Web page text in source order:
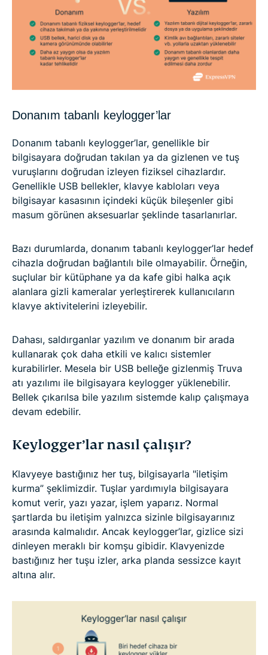
Donanım tabanlı keylogger’lar
Donanım tabanlı keylogger’lar, genellikle bir
bilgisayara doğrudan takılan ya da gizlenen ve tuş
vuruşlarını doğrudan izleyen fiziksel cihazlardır.
Genellikle USB bellekler, klavye kabloları veya
bilgisayar kasasının içindeki küçük bileşenler gibi
masum görünen aksesuarlar şeklinde tasarlanırlar.
Bazı durumlarda, donanım tabanlı keylogger’lar hedef
cihazla doğrudan bağlantılı bile olmayabilir. Örneğin,
suçlular bir kütüphane ya da kafe gibi halka açık
alanlara gizli kameralar yerleştirerek kullanıcıların
klavye aktivitelerini izleyebilir.
Dahası, saldırganlar yazılım ve donanım bir arada
kullanarak çok daha etkili ve kalıcı sistemler
kurabilirler. Mesela bir USB belleğe gizlenmiş Truva
atı yazılımı ile bilgisayara keylogger yüklenebilir.
Bellek çıkarılsa bile yazılım sistemde kalıp çalışmaya
devam edebilir.
Keylogger’lar nasıl çalışır?
Klavyeye bastığınız her tuş, bilgisayarla "iletişim
kurma” şeklimizdir. Tuşlar yardımıyla bilgisayara
komut verir, yazı yazar, işlem yaparız. Normal
şartlarda bu iletişim yalnızca sizinle bilgisayarınız
arasında kalmalıdır. Ancak keylogger’lar, gizlice sizi
dinleyen meraklı bir komşu gibidir. Klavyenizde
bastığınız her tuşu izler, arka planda sessizce kayıt
altına alır.